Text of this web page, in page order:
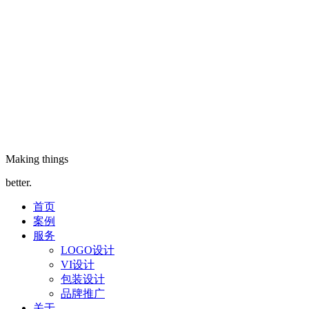
Making things
better.
首页
案例
服务
LOGO设计
VI设计
包装设计
品牌推广